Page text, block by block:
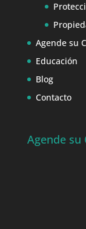
Agende su
Educación
Blog
Contacto
Agende su